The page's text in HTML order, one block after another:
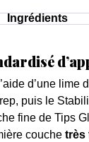
Ingrédients
d’une
puis le
fine de Tips
couche très